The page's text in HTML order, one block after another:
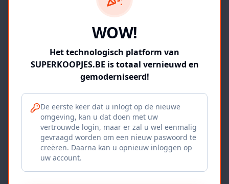
SUPERKOOPJES.BE
Geverifieerd
Iepers Kwartier
Ieper, BE
WOW!
Het technologisch platform van
SUPERKOOPJES.BE is totaal vernieuwd en
gemoderniseerd!
De eerste keer dat u inlogt op de nieuwe
omgeving, kan u dat doen met uw
vertrouwde login, maar er zal u wel eenmalig
gevraagd worden om een nieuw paswoord te
creëren. Daarna kan u opnieuw inloggen op
uw account.